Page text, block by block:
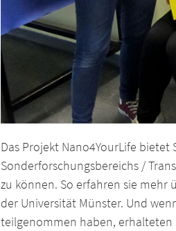
Das Projekt Nano4YourLife
Sonderforschungsbereichs /
zu können. So erfahren sie
der Universität Münster. Und
teilgenommen haben, erhalteten